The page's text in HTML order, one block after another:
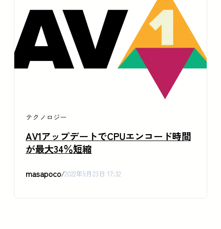
テクノロジー
AV1アップデートでCPUエンコード時間
が最大34％短縮
masapoco/2022年9月23日 17:32